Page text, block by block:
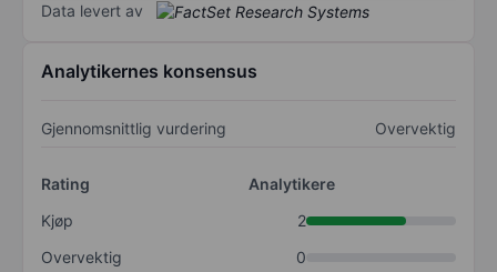
Data levert av
Analytikernes konsensus
Gjennomsnittlig vurdering Overvektig
Rating
Analytikere
Kjøp
2
Overvektig
0